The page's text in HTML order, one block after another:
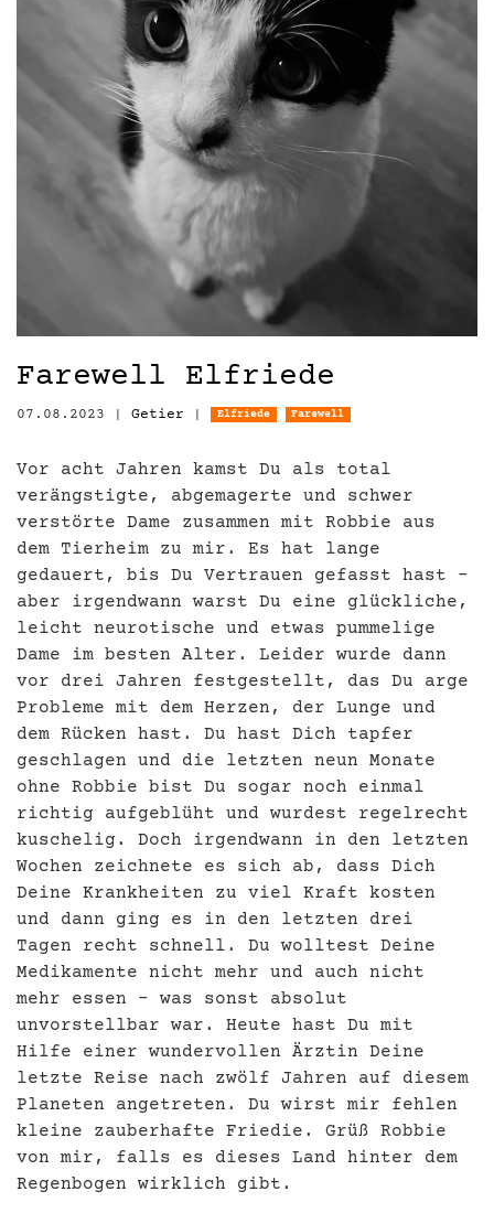
Farewell Elfriede
07.08.2023 Getier Elfriede Farewell
Vor acht Jahren kamst Du als total
verängstigte, abgemagerte und schwer
verstörte Dame zusammen mit Robbie aus
dem Tierheim zu mir. Es hat lange
gedauert, bis Du Vertrauen gefasst hast –
aber irgendwann warst Du eine glückliche,
leicht neurotische und etwas pummelige
Dame im besten Alter. Leider wurde dann
vor drei Jahren festgestellt, das Du arge
Probleme mit dem Herzen, der Lunge und
dem Rücken hast. Du hast Dich tapfer
geschlagen und die letzten neun Monate
ohne Robbie bist Du sogar noch einmal
richtig aufgeblüht und wurdest regelrecht
kuschelig. Doch irgendwann in den letzten
Wochen zeichnete es sich ab, dass Dich
Deine Krankheiten zu viel Kraft kosten
und dann ging es in den letzten drei
Tagen recht schnell. Du wolltest Deine
Medikamente nicht mehr und auch nicht
mehr essen – was sonst absolut
unvorstellbar war. Heute hast Du mit
Hilfe einer wundervollen Ärztin Deine
letzte Reise nach zwölf Jahren auf diesem
Planeten angetreten. Du wirst mir fehlen
kleine zauberhafte Friedie. Grüß Robbie
von mir, falls es dieses Land hinter dem
Regenbogen wirklich gibt.